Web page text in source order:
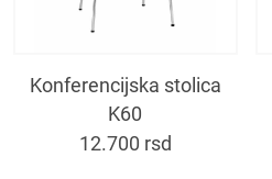
Konferencijska stolica
K60
12.700 rsd